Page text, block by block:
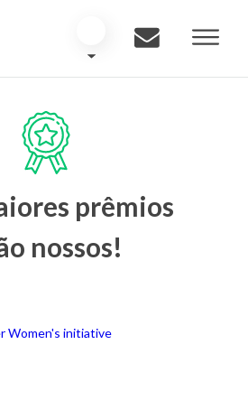
prêmios
nossos!